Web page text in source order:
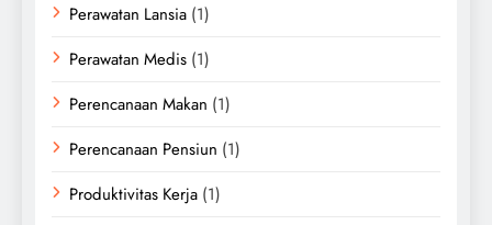
Perawatan Lansia (1)
Perawatan Medis (1)
Perencanaan Makan (1)
Perencanaan Pensiun (1)
Produktivitas Kerja (1)